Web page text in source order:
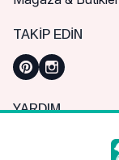
TAKIP EDIN
YARDIM
Sık Sorulan